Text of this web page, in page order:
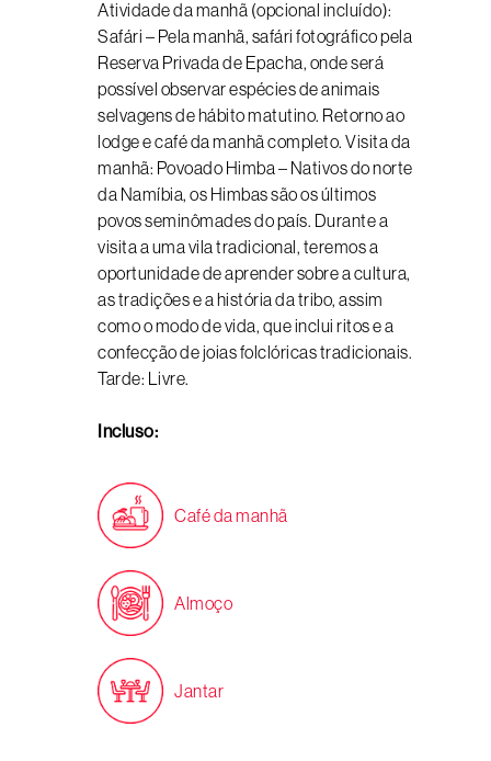
Atividade da manhã (opcional incluído):
Safári – Pela manhã, safári fotográfico pela
Reserva Privada de Epacha, onde será
possível observar espécies de animais
selvagens de hábito matutino. Retorno ao
lodge e café da manhã completo. Visita da
manhã: Povoado Himba – Nativos do norte
da Namíbia, os Himbas são os últimos
povos seminômades do país. Durante a
visita a uma vila tradicional, teremos a
oportunidade de aprender sobre a cultura,
as tradições e a história da tribo, assim
como o modo de vida, que inclui ritos e a
confecção de joias folclóricas tradicionais.
Tarde: Livre.
Incluso:
Café da manhã
Almoço
Jantar